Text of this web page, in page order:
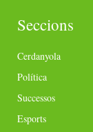
Seccions
Cerdanyola
Política
Successos
Esports